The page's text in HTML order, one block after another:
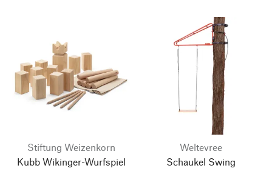
Stiftung Weizenkorn
Kubb Wikinger-Wurfspiel
Weltevree
Schaukel Swing